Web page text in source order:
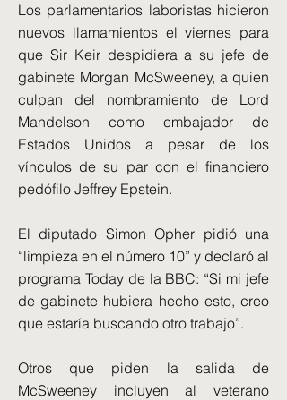
Los parlamentarios laboristas hicieron
nuevos llamamientos el viernes para
que Sir Keir despidiera a su jefe de
gabinete Morgan McSweeney, a quien
culpan del nombramiento de Lord
Mandelson como embajador de
Estados Unidos a pesar de los
vínculos de su par con el financiero
pedófilo Jeffrey Epstein.
El diputado Simon Opher pidió una
“limpieza en el número 10” y declaró al
programa Today de la BBC: “Si mi jefe
de gabinete hubiera hecho esto, creo
que estaría buscando otro trabajo”.
Otros que piden la salida de
McSweeney incluyen al veterano